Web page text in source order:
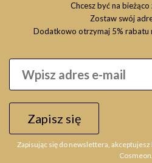
ALFAPARF Semi Di Lino Moisture
ampułki nawilżające
91,23 zł
Chcesz być na
Zostaw swój
Dodatkowo otrzymaj 5% rabatu
Zapisz się
Zapisując się do newslettera,
Cosmeon.